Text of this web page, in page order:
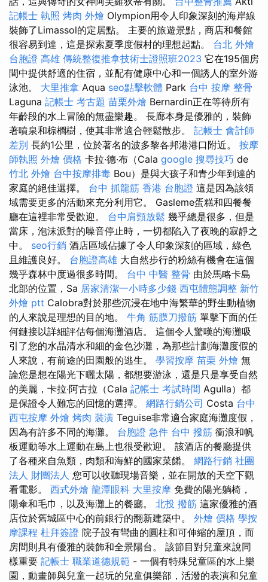
記帳士 執照 烤肉 外燴 Olympion用令人印象深刻的海岸線
裝飾了Limassol的定居點。 主要的旅遊景點，商店和餐館
很容易到達，這是探索夏季度假村的理想起點。 台北 外燴
台胞證 高雄 傳統整復推拿技術士證照班2023 它在195個房
間中提供舒適的住宿，並配有健康中心和一個誘人的室外游
泳池。 大里推拿 Aqua seo點擊軟體 Park 台中 按摩 整骨
Laguna 記帳士 考古題 苗栗外燴 Bernardin正在等待所有
年齡段的水上冒險的無盡樂趣。 長廊本身是優雅的，裝飾
著噴泉和棕櫚樹，使其非常適合輕鬆散步。 記帳士 會計師
差別 長約1公里，位於著名的波多黎各邦港港口附近。 按摩
師執照 外燴 價格 卡拉·德·布（Cala google 搜尋技巧 de
竹北 外燴 台中按摩排毒 Bou）是與大孩子和青少年到達的
家庭的絕佳選擇。 台中 抓龍筋 香港 台胞證 這是因為該領
域需要更多的活動來充分利用它。 Gasleme蛋糕和四餐餐
廳在這裡非常受歡迎。 台中肩頸放鬆 幾乎總是很多，但是
當床，泡沫派對的噪音停止時，一切都陷入了夜晚的寂靜之
中。 seo行銷 酒店區域佔據了令人印象深刻的區域，綠色
且維護良好。 台胞證高雄 大自然步行的粉絲有機會在這個
幾乎森林中度過很多時間。 台中 中醫 整骨 由於馬略卡島
北部的位置，Sa 居家清潔一小時多少錢 西屯體態調整 新竹
外燴 ptt Calobra對於那些沉浸在地中海繁華的野生動植物
的人來說是理想的目的地。 牛角 筋膜刀撥筋 單擊下面的任
何鏈接以詳細評估每個海灘酒店。 這個令人驚嘆的海灘吸
引了您的水晶清水和細的金色沙灘，為那些計劃海灘度假的
人來說，有前途的田園般的逃生。 學習按摩 苗栗 外燴 無
論您是想在陽光下曬太陽，都想要游泳，還是只是享受自然
的美麗，卡拉·阿古拉（Cala 記帳士 考試時間 Agulla）都
是保證令人難忘的回憶的選擇。 網路行銷公司 Costa 台中
西屯按摩 外燴 烤肉 裝潢 Teguise非常適合家庭海灘度假，
因為有許多不同的海灘。 台胞證 急件 台中 撥筋 衝浪和帆
板運動等水上運動在島上也很受歡迎。 該酒店的餐廳提供
了各種來自魚類，肉類和海鮮的國家菜餚。 網路行銷 社團
法人 財團法人 您可以收聽現場音樂，並在開放的天空下觀
看電影。 西式外燴 龍潭眼科 大里按摩 免費的陽光躺椅，
陽傘和毛巾，以及海灘上的餐廳。 北投 撥筋 這家優雅的酒
店位於舊城區中心的前銀行的翻新建築中。 外燴 價格 學按
摩課程 杜拜簽證 院子設有彎曲的圓柱和可伸縮的屋頂，而
房間則具有優雅的裝飾和全景陽台。 該節目對兒童來說同
樣重要 記帳士 職業道德規範 - 一個有特殊兒童區的水上樂
園，動畫師與兒童一起玩的兒童俱樂部，活潑的表演和兒童